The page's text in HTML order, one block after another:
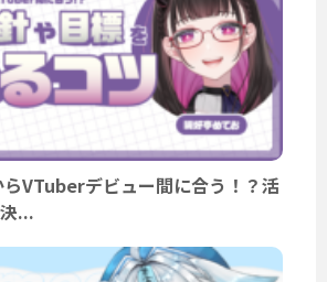
VTuberデビュー間に合う！？活
...